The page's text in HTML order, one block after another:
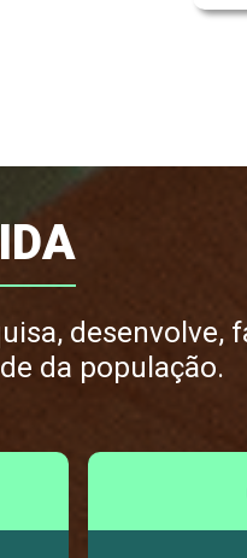
desenvolve,
da população.